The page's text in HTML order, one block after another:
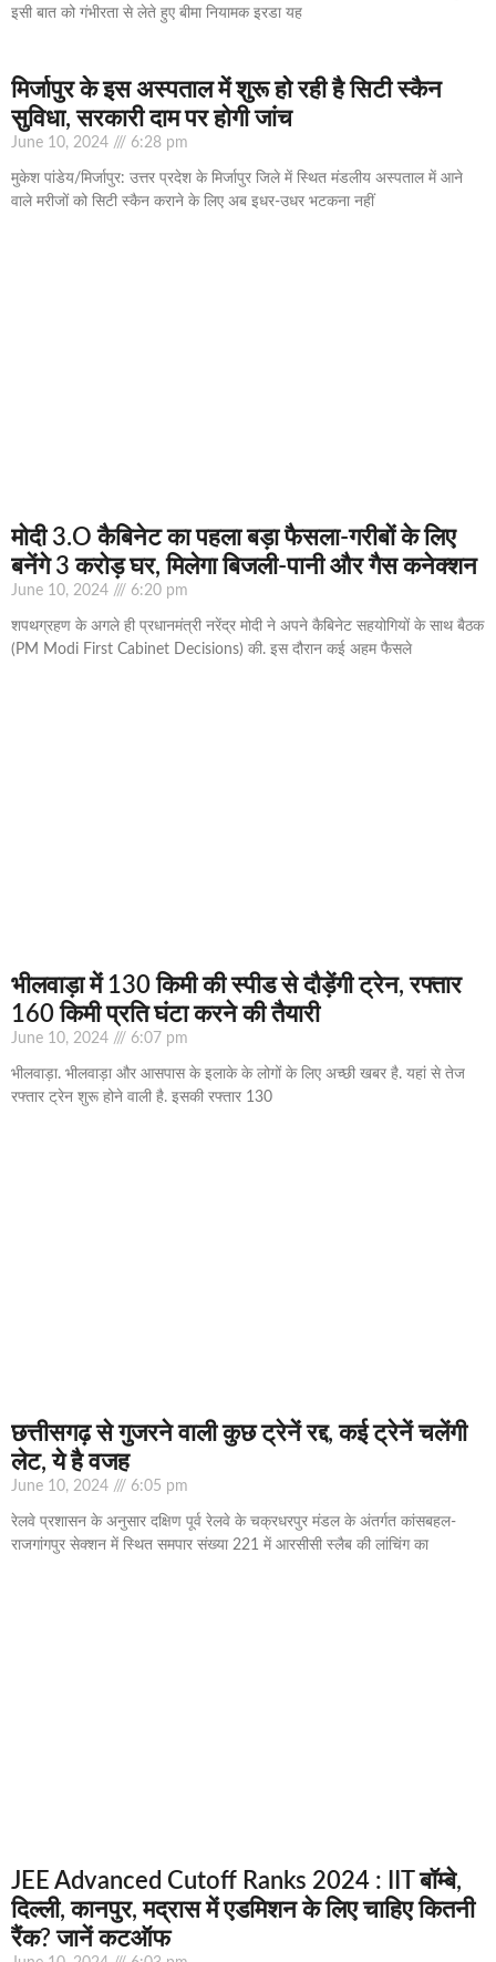
इसी बात को गंभीरता से लेते हुए बीमा नियामक इरडा यह
मिर्जापुर के इस अस्पताल में शुरू हो रही है सिटी स्कैन
सुविधा, सरकारी दाम पर होगी जांच
June 10, 2024 6:28 pm
मुकेश पांडेय/मिर्जापुर: उत्तर प्रदेश के मिर्जापुर जिले में स्थित मंडलीय अस्पताल में आने
वाले मरीजों को सिटी स्कैन कराने के लिए अब इधर-उधर भटकना नहीं
मोदी 3.O कैबिनेट का पहला बड़ा फैसला-गरीबों के ल‍िए
बनेंगे 3 करोड़ घर, म‍िलेगा बिजली-पानी और गैस कनेक्‍शन
June 10, 2024 6:20 pm
शपथग्रहण के अगले ही प्रधानमंत्री नरेंद्र मोदी ने अपने कैबिनेट सहयोग‍ियों के साथ बैठक
(PM Modi First Cabinet Decisions) की. इस दौरान कई अहम फैसले
भीलवाड़ा में 130 किमी की स्पीड से दौड़ेंगी ट्रेन, रफ्तार
160 किमी प्रति घंटा करने की तैयारी
June 10, 2024 6:07 pm
भीलवाड़ा. भीलवाड़ा और आसपास के इलाके के लोगों के लिए अच्छी खबर है. यहां से तेज
रफ्तार ट्रेन शुरू होने वाली है. इसकी रफ्तार 130
छत्तीसगढ़ से गुजरने वाली कुछ ट्रेनें रद्द, कई ट्रेनें चलेंगी
लेट, ये है वजह
June 10, 2024 6:05 pm
रेलवे प्रशासन के अनुसार दक्षिण पूर्व रेलवे के चक्रधरपुर मंडल के अंतर्गत कांसबहल-
राजगांगपुर सेक्शन में स्थित समपार संख्या 221 में आरसीसी स्लैब की लांचिंग का
JEE Advanced Cutoff Ranks 2024 : IIT बॉम्बे,
दिल्ली, कानपुर, मद्रास में एडमिशन के लिए चाहिए कितनी
रैंक? जानें कटऑफ